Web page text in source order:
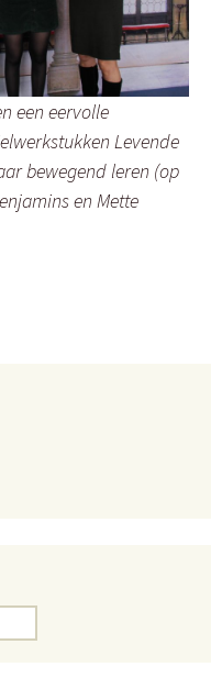
een eervolle
Levende
bewegend leren (op
en Mette
leren.